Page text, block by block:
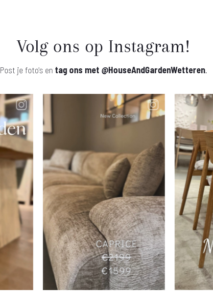
Volg ons op Instagram!
Post je foto's en tag ons met @HouseAndGardenWetteren.